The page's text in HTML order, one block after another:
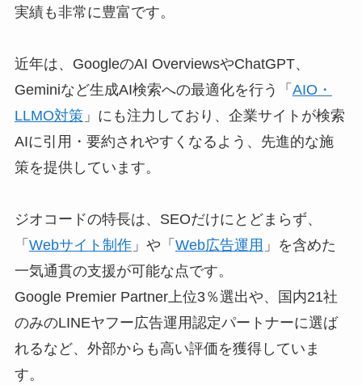
実績も非常に豊富です。
近年は、GoogleのAI OverviewsやChatGPT、
Geminiなど生成AI検索への最適化を行う「 AIO・
LLMO対策」にも注力しており、企業サイトが検索
AIに引用・要約されやすくなるよう、先進的な施
策を提供しています。
ジオコードの特長は、SEOだけにとどまらず、
「 Webサイト制作」や「 Web広告運用 」を含めた
一気通貫の支援が可能な点です。
Google Premier Partner上位3％選出や、国内21社
のみのLINEヤフー広告運用認定パートナーに選ば
れるなど、外部からも高い評価を獲得していま
す。